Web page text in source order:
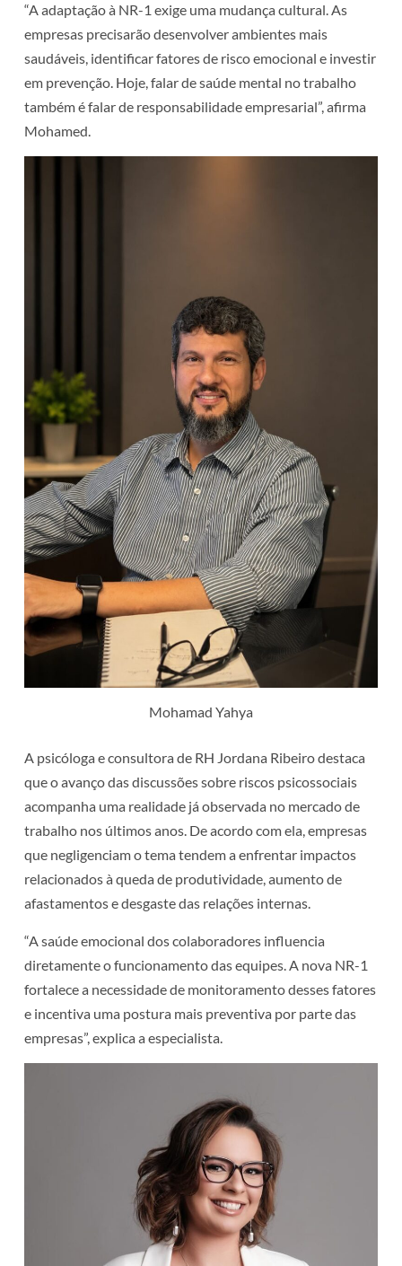
“A adaptação à NR-1 exige uma mudança cultural. As
empresas precisarão desenvolver ambientes mais
saudáveis, identificar fatores de risco emocional e investir
em prevenção. Hoje, falar de saúde mental no trabalho
também é falar de responsabilidade empresarial”, afirma
Mohamed.
Mohamad Yahya
A psicóloga e consultora de RH Jordana Ribeiro destaca
que o avanço das discussões sobre riscos psicossociais
acompanha uma realidade já observada no mercado de
trabalho nos últimos anos. De acordo com ela, empresas
que negligenciam o tema tendem a enfrentar impactos
relacionados à queda de produtividade, aumento de
afastamentos e desgaste das relações internas.
“A saúde emocional dos colaboradores influencia
diretamente o funcionamento das equipes. A nova NR-1
fortalece a necessidade de monitoramento desses fatores
e incentiva uma postura mais preventiva por parte das
empresas”, explica a especialista.